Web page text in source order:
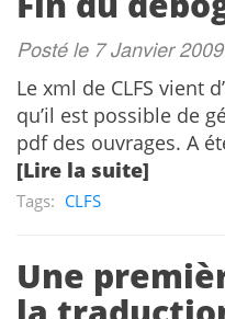
Posté le 7 Janvier 2009
Le xml de CLFS vient
qu’il est possible de
pdf des ouvrages. A
[Lire la suite]
Tags: CLFS
Une